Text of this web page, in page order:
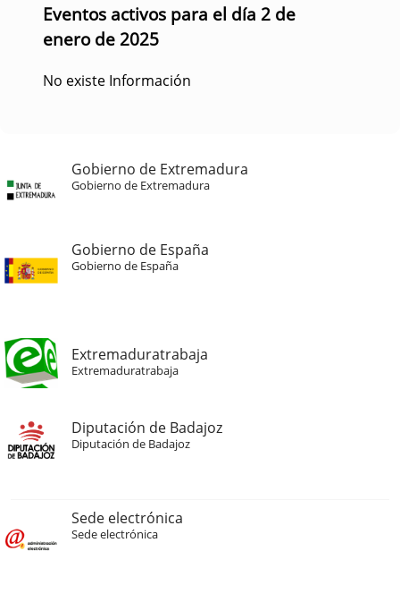
Eventos activos para el día 2 de
enero de 2025
No existe Información
Gobierno de Extremadura
Gobierno de Extremadura
Gobierno de España
Gobierno de España
Extremaduratrabaja
Extremaduratrabaja
Diputación de Badajoz
Diputación de Badajoz
Sede electrónica
Sede electrónica